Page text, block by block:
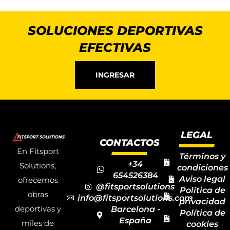
SOLUCIONES DEPORTIVAS
EFECTIVAS
INGRESAR
En Fitsport
Solutions,
ofrecemos
obras
deportivas y
miles de
CONTACTOS
+34
654526384
@fitsportsolutions
info@fitsportsolutions.com
Barcelona -
España
LEGAL
Términos y
condiciones
Aviso legal
Política de
privacidad
Política de
cookies